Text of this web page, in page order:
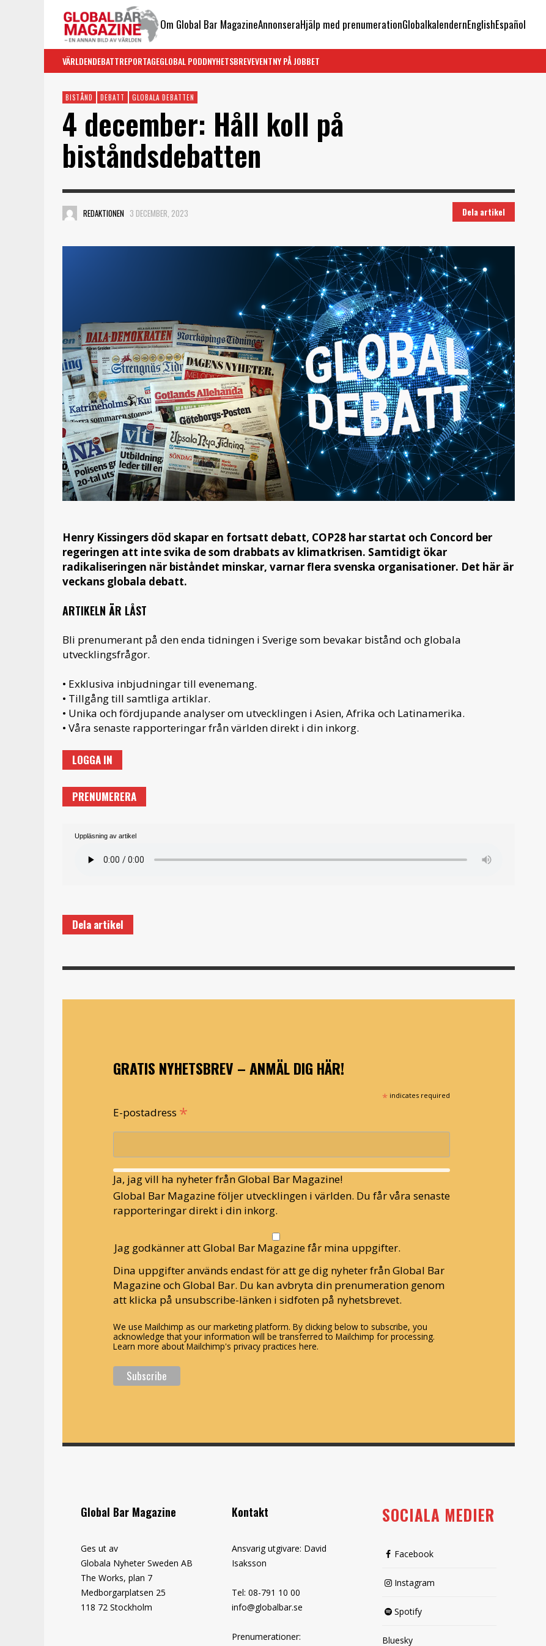
Om Global Bar MagazineAnnonseraHjälp med prenumerationGlobalkalendernEnglishEspañol
VÄRLDENDEBATTREPORTAGEGLOBAL PODDNYHETSBREVEVENTNY PÅ JOBBET
BISTÅND DEBATT GLOBALA DEBATTEN
4 december: Håll koll på
biståndsdebatten
REDAKTIONEN 3 DECEMBER, 2023 Dela artikel
Henry Kissingers död skapar en fortsatt debatt, COP28 har startat och Concord ber
regeringen att inte svika de som drabbats av klimatkrisen. Samtidigt ökar
radikaliseringen när biståndet minskar, varnar flera svenska organisationer. Det här är
veckans globala debatt.
ARTIKELN ÄR LÅST
Bli prenumerant på den enda tidningen i Sverige som bevakar bistånd och globala
utvecklingsfrågor.
• Exklusiva inbjudningar till evenemang.
• Tillgång till samtliga artiklar.
• Unika och fördjupande analyser om utvecklingen i Asien, Afrika och Latinamerika.
• Våra senaste rapporteringar från världen direkt i din inkorg.
LOGGA IN
PRENUMERERA
Uppläsning av artikel
Dela artikel
GRATIS NYHETSBREV – ANMÄL DIG HÄR!
* indicates required
E-postadress *
Ja, jag vill ha nyheter från Global Bar Magazine!
Global Bar Magazine följer utvecklingen i världen. Du får våra senaste
rapporteringar direkt i din inkorg.
Jag godkänner att Global Bar Magazine får mina uppgifter.
Dina uppgifter används endast för att ge dig nyheter från Global Bar
Magazine och Global Bar. Du kan avbryta din prenumeration genom
att klicka på unsubscribe-länken i sidfoten på nyhetsbrevet.
We use Mailchimp as our marketing platform. By clicking below to subscribe, you
acknowledge that your information will be transferred to Mailchimp for processing.
Learn more about Mailchimp's privacy practices here.
Global Bar Magazine
Ges ut av
Globala Nyheter Sweden AB
The Works, plan 7
Medborgarplatsen 25
118 72 Stockholm
Kontakt
Ansvarig utgivare: David
Isaksson
Tel: 08-791 10 00
info@globalbar.se
Prenumerationer:
SOCIALA MEDIER
Facebook
Instagram
Spotify
Bluesky